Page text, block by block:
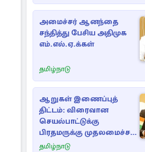
அமைச்சர் ஆனந்தை
சந்தித்து பேசிய அதிமுக
எம்.எல்.ஏ.க்கள்
தமிழ்நாடு
ஆறுகள் இணைப்புத்
திட்டம்: விரைவான
செயல்பாட்டுக்கு
பிரதமருக்கு முதலமைச்சர்
கடிதம்
தமிழ்நாடு